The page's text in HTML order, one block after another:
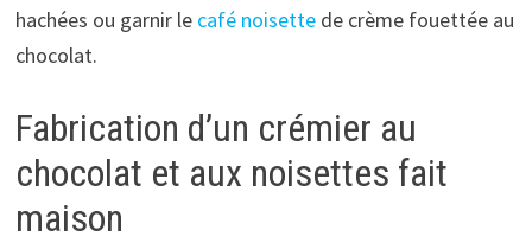
hachées ou garnir le café noisettede crème fouettée au
chocolat.
Fabrication d’un crémier au
chocolat et aux noisettes fait
maison